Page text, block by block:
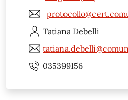
Tatiana Debelli
035399156